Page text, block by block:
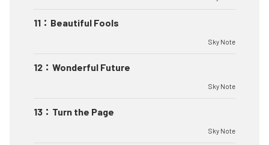
11 ： Beautiful Fools
Sky Note
12 ： Wonderful Future
Sky Note
13 ： Turn the Page
Sky Note